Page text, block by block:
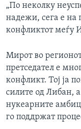
„По неколку
надежи, сега е на
конфликтот меѓу
Мирот во
претседател е
конфликт. Тој ја
силите од Либан,
нукеарните
го поддржат